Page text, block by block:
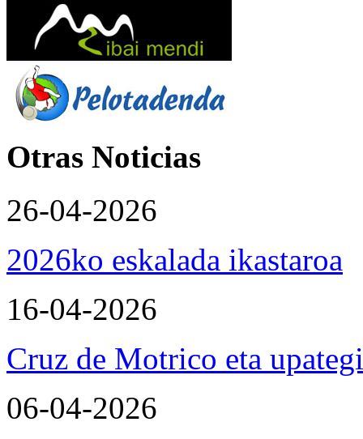
Otras Noticias
26-04-2026
2026ko eskalada ikastaroa
16-04-2026
Cruz de Motrico eta
06-04-2026